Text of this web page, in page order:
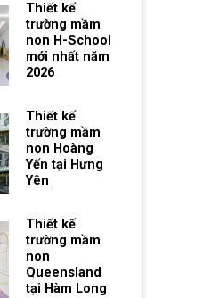
Thiết kế
trường mầm
non H-School
mới nhất năm
2026
Thiết kế
trường mầm
non Hoàng
Yến tại Hưng
Yên
Thiết kế
trường mầm
non
Queensland
tại Hàm Long